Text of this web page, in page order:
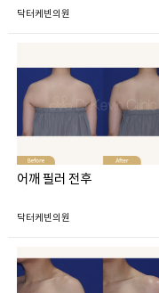
닥터케빈의원
어깨 필러 전후
닥터케빈의원